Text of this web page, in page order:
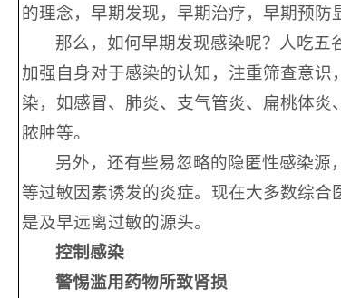
的理念，早期发现，早期治疗，早期预防
那么，如何早期发现感染呢？人吃五
加强自身对于感染的认知，注重筛查意
染，如感冒、肺炎、支气管炎、扁桃体
脓肿等。
另外，还有些易忽略的隐匿性感染源
等过敏因素诱发的炎症。现在大多数综
是及早远离过敏的源头。
控制感染
警惕滥用药物所致肾损